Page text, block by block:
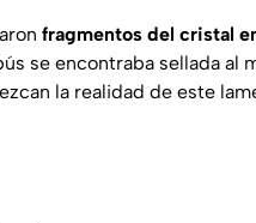
fragmentos del cristal
se encontraba sellada al
la realidad de este